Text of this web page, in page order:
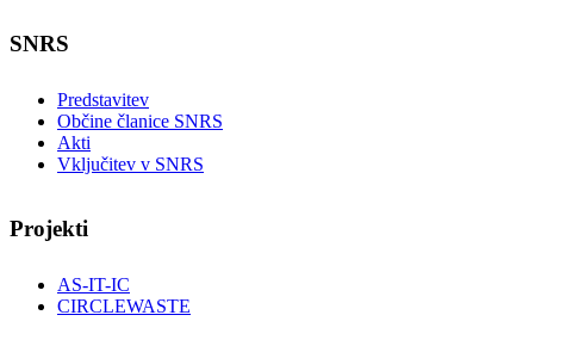
SNRS
Predstavitev
Občine članice SNRS
Akti
Vključitev v SNRS
Projekti
AS-IT-IC
CIRCLEWASTE